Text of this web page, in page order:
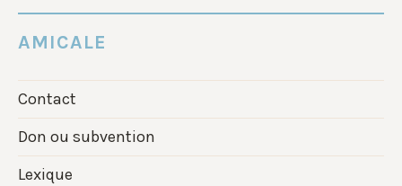
AMICALE
Contact
Don ou subvention
Lexique